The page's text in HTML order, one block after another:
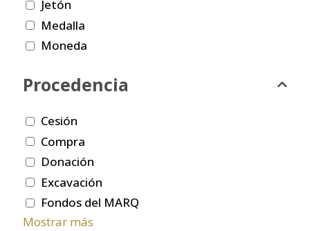
Jetón
Medalla
Moneda
Procedencia
Cesión
Compra
Donación
Excavación
Fondos del MARQ
Mostrar más